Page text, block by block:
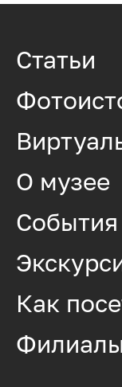
Статьи
О музее
События
Как